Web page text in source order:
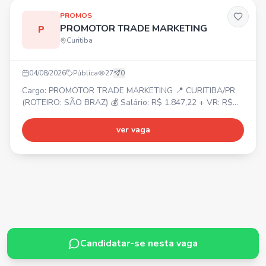
P
PROMOS
PROMOTOR TRADE MARKETING
Curitiba
04/08/2026 Pública 27 0
Cargo: PROMOTOR TRADE MARKETING 📍 CURITIBA/PR
(ROTEIRO: SÃO BRAZ) 💰 Salário: R$ 1.847,22 + VR: R$
e internet fornecidos pela empresa. ⏰ Horário: Seg. a Sex.
07h-16h e Sáb. 07h-11h. 📝 Requisitos: • Experiência
ver vaga
Candidatar-se nesta vaga